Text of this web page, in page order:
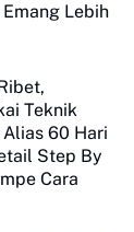
Lebih
Teknik
Alias 60 Hari
Step By
Cara